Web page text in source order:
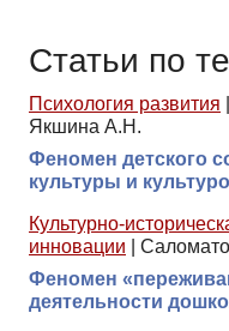
Статьи по
Психология развития
Якшина А.Н.
Феномен детского
культуры и
Культурно-
инновации
Феномен
деятельности